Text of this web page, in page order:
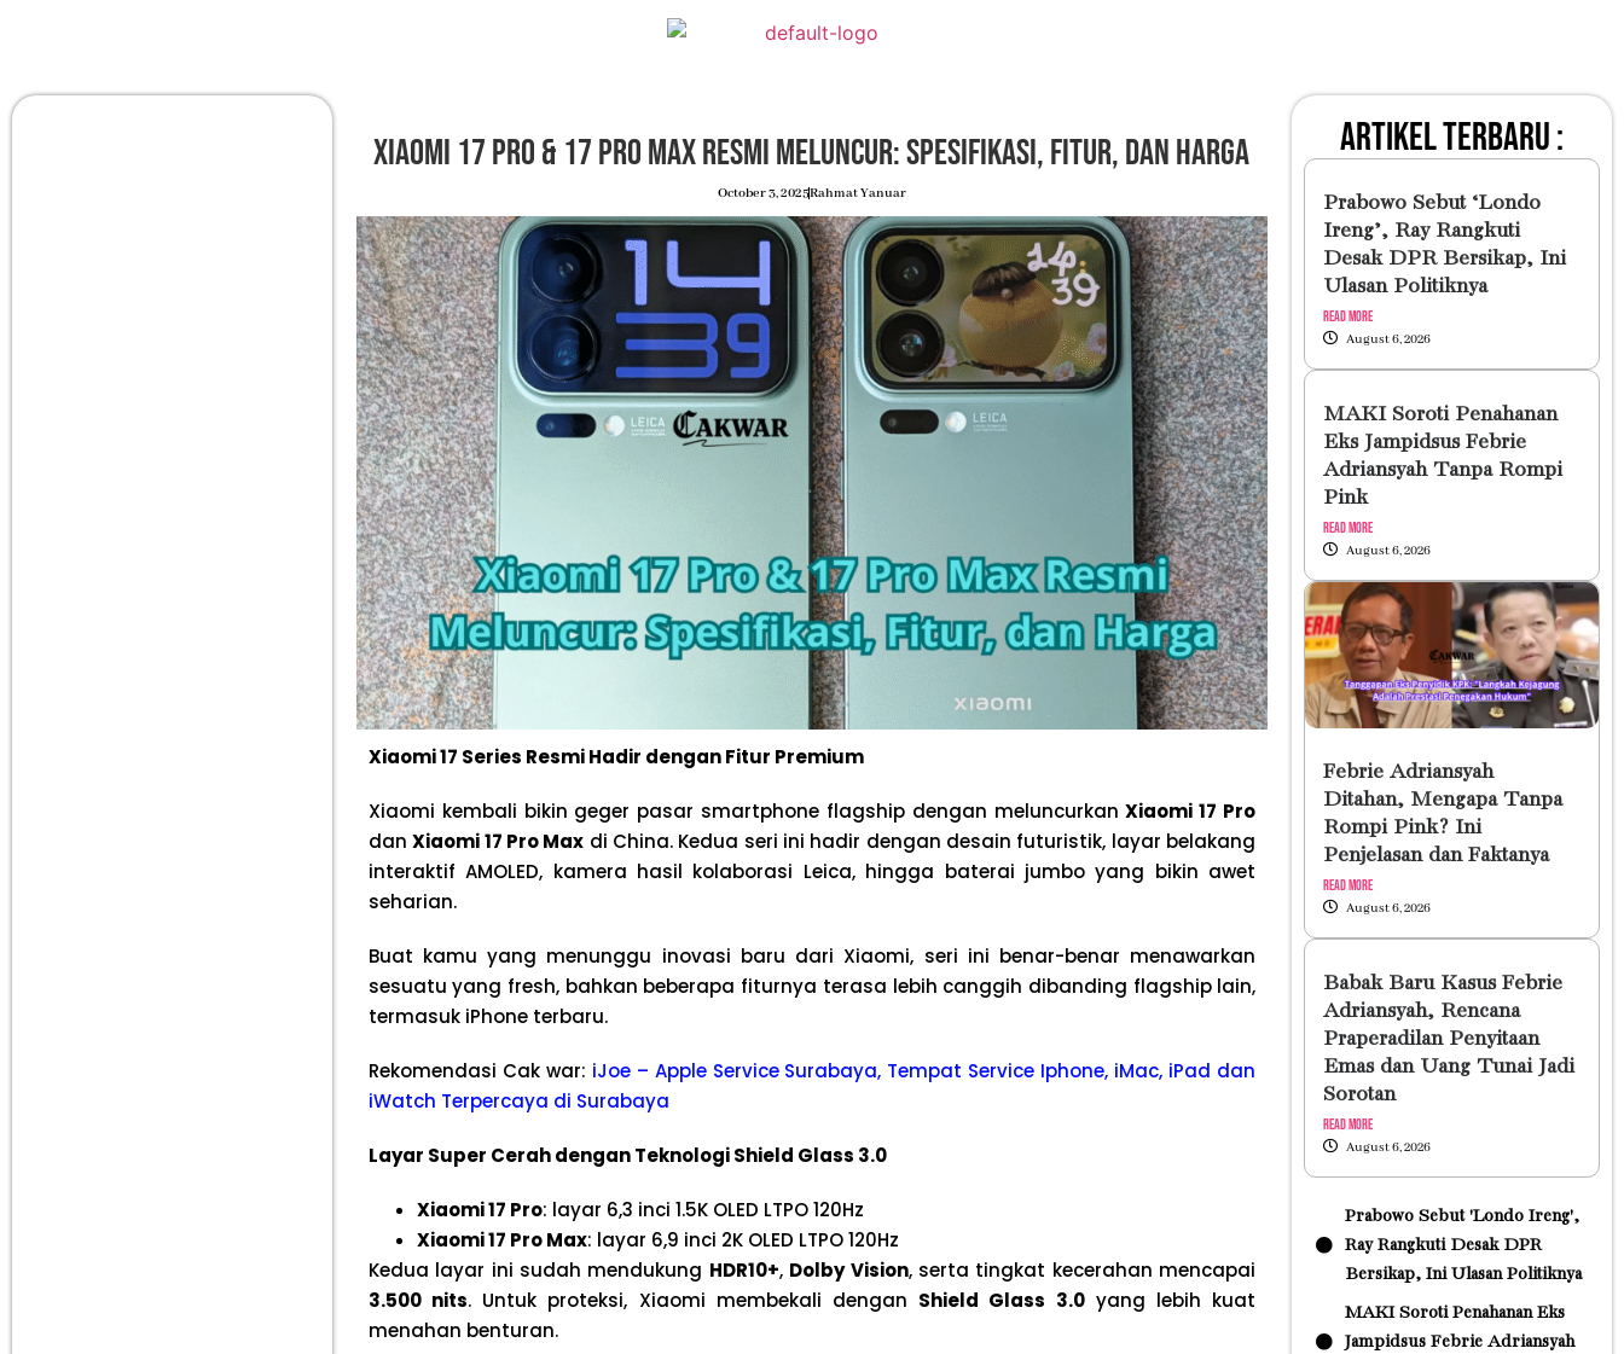
Xiaomi 17 Pro & 17 Pro Max Resmi Meluncur: Spesifikasi, Fitur, dan Harga
October 3, 2025Rahmat Yanuar
Xiaomi 17 Series Resmi Hadir dengan Fitur Premium
Xiaomi kembali bikin geger pasar smartphone flagship dengan meluncurkanXiaomi 17 Pro
danXiaomi 17 Pro Max di China. Kedua seri ini hadir dengan desain futuristik, layar belakang
interaktif AMOLED, kamera hasil kolaborasi Leica, hingga baterai jumbo yang bikin awet
seharian.
Buat kamu yang menunggu inovasi baru dari Xiaomi, seri ini benar-benar menawarkan
sesuatu yang fresh, bahkan beberapa fiturnya terasa lebih canggih dibanding flagship lain,
termasuk iPhone terbaru.
Rekomendasi Cak war: iJoe – Apple Service Surabaya, Tempat Service Iphone, iMac, iPad dan
iWatch Terpercaya di Surabaya
Layar Super Cerah dengan Teknologi Shield Glass 3.0
Xiaomi 17 Pro: layar 6,3 inci 1.5K OLED LTPO 120Hz
Xiaomi 17 Pro Max: layar 6,9 inci 2K OLED LTPO 120Hz
Kedua layar ini sudah mendukung HDR10+, Dolby Vision, serta tingkat kecerahan mencapai
3.500 nits. Untuk proteksi, Xiaomi membekali dengan Shield Glass 3.0yang lebih kuat
menahan benturan.
artikel terbaru :
Prabowo Sebut ‘Londo
Ireng’, Ray Rangkuti
Desak DPR Bersikap, Ini
Ulasan Politiknya
Read More
August 6, 2026
MAKI Soroti Penahanan
Eks Jampidsus Febrie
Adriansyah Tanpa Rompi
Pink
Read More
August 6, 2026
Febrie Adriansyah
Ditahan, Mengapa Tanpa
Rompi Pink? Ini
Penjelasan dan Faktanya
Read More
August 6, 2026
Babak Baru Kasus Febrie
Adriansyah, Rencana
Praperadilan Penyitaan
Emas dan Uang Tunai Jadi
Sorotan
Read More
August 6, 2026
Prabowo Sebut 'Londo Ireng',
Ray Rangkuti Desak DPR
Bersikap, Ini Ulasan Politiknya
MAKI Soroti Penahanan Eks
Jampidsus Febrie Adriansyah